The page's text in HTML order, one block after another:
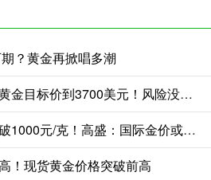
？黄金再掀唱多潮
怀远策略 华尔街上调黄金目标价到3700美元！风险没这么快消停
大福证券 黄金饰品突破1000元/克！高盛：国际金价或升破4200美元/盎司！
！现货黄金价格突破前高